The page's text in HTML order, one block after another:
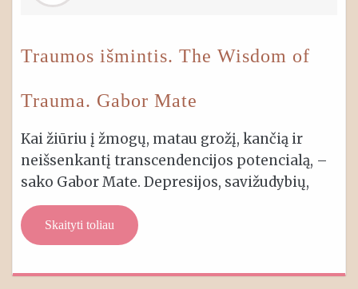
Traumos išmintis. The Wisdom of
Trauma. Gabor Mate
Kai žiūriu į žmogų, matau grožį, kančią ir
neišsenkantį transcendencijos potencialą, –
sako Gabor Mate. Depresijos, savižudybių,
Skaityti toliau